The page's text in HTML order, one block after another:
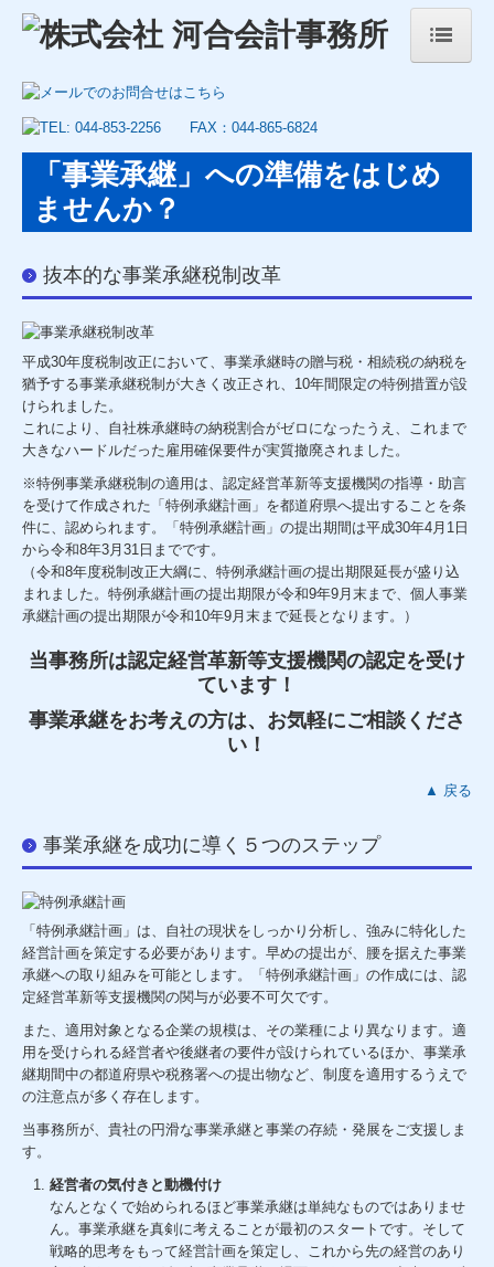
ホーム
事務所案内・アクセス
サービス案内
法人経営者の方
創業の夢をお手伝いします
個人事業主の方
円満な相続と円滑な経営承継をご支援します
事業承継支援のご案内
公益法人の新制度対応
病医院の開業と経営改善
事業資金でお困りの方へ
企業向けシステム（FX2）
企業向けシステム（FX4）
Q&A
経営者お役立ち情報
経営アドバイス・コーナー
病院・診療所の皆様へ
社会福祉法人の皆様へ
TKCシステムのご紹介
TKCシステムQ&A
ビジネス書式ダウンロード
「事業承継」への準備をはじめ
ませんか？
抜本的な事業承継税制改革
平成30年度税制改正において、事業承継時の贈与税・相続税の納税を
猶予する事業承継税制が大きく改正され、10年間限定の特例措置が設
けられました。
これにより、自社株承継時の納税割合がゼロになったうえ、これまで
大きなハードルだった雇用確保要件が実質撤廃されました。
※特例事業承継税制の適用は、認定経営革新等支援機関の指導・助言
を受けて作成された「特例承継計画」を都道府県へ提出することを条
件に、認められます。「特例承継計画」の提出期間は平成30年4月1日
から令和8年3月31日までです。
（令和8年度税制改正大綱に、特例承継計画の提出期限延長が盛り込
まれました。特例承継計画の提出期限が令和9年9月末まで、個人事業
承継計画の提出期限が令和10年9月末まで延長となります。）
当事務所は認定経営革新等支援機関の認定を受け
ています！
事業承継をお考えの方は、お気軽にご相談くださ
い！
▲ 戻る
事業承継を成功に導く５つのステップ
「特例承継計画」は、自社の現状をしっかり分析し、強みに特化した
経営計画を策定する必要があります。早めの提出が、腰を据えた事業
承継への取り組みを可能とします。「特例承継計画」の作成には、認
定経営革新等支援機関の関与が必要不可欠です。
また、適用対象となる企業の規模は、その業種により異なります。適
用を受けられる経営者や後継者の要件が設けられているほか、事業承
継期間中の都道府県や税務署への提出物など、制度を適用するうえで
の注意点が多く存在します。
当事務所が、貴社の円滑な事業承継と事業の存続・発展をご支援しま
す。
経営者の気付きと動機付け
なんとなくで始められるほど事業承継は単純なものではありませ
ん。事業承継を真剣に考えることが最初のスタートです。そして
戦略的思考をもって経営計画を策定し、これから先の経営のあり